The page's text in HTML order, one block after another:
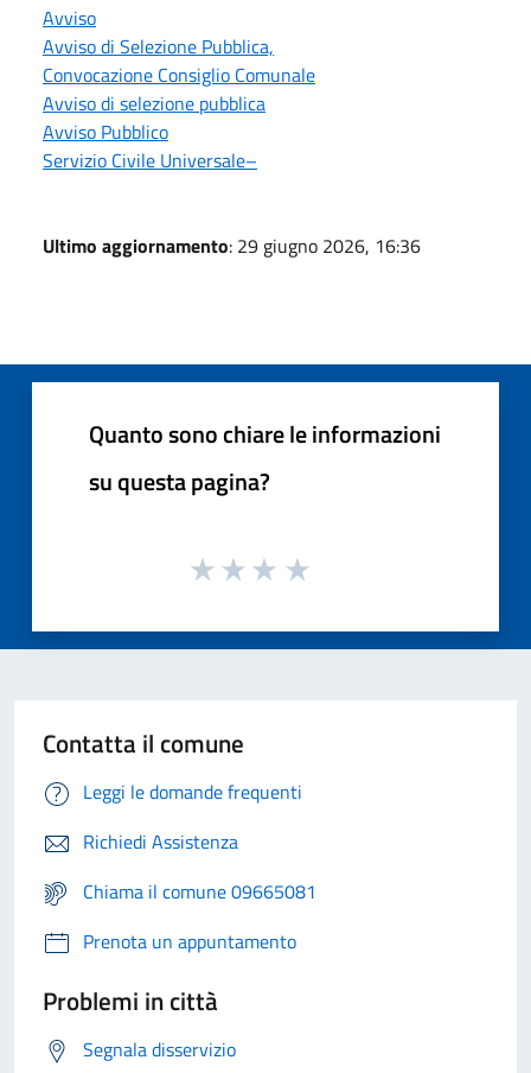
Avviso
Avviso di Selezione Pubblica,
Convocazione Consiglio Comunale
Avviso di selezione pubblica
Avviso Pubblico
Servizio Civile Universale–
Ultimo aggiornamento: 29 giugno 2026, 16:36
Quanto sono chiare le informazioni
su questa pagina?
Contatta il comune
Leggi le domande frequenti
Richiedi Assistenza
Chiama il comune 09665081
Prenota un appuntamento
Problemi in città
Segnala disservizio